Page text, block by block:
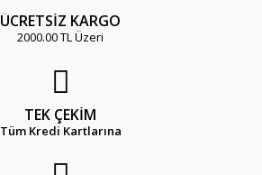
ÜCRETSİZ KARGO
2000.00 TL Üzeri
TEK ÇEKİM
Tüm Kredi Kartlarına